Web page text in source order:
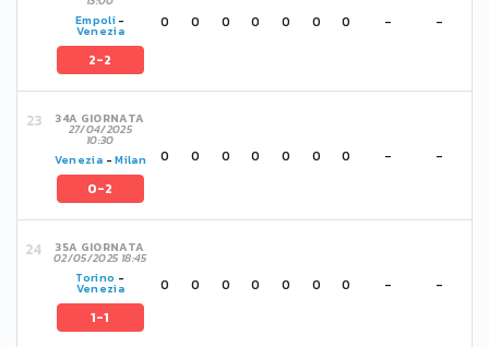
Empoli -
Venezia
2-2
0 0 0 0 0 0 0 - -
34A GIORNATA
27/04/2025
10:30
Venezia -Milan
0-2
0 0 0 0 0 0 0 - -
35A GIORNATA
02/05/2025 18:45
Torino -
Venezia
1-1
0 0 0 0 0 0 0 - -